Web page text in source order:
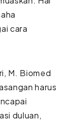
cara
M. Biomed
harus
duluan,